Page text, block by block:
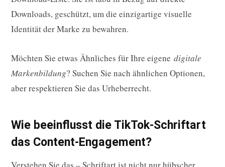
Downloads, geschützt, um die einzigartige visuelle
Identität der Marke zu bewahren.
Möchten Sie etwas Ähnliches für Ihre eigene digitale
Markenbildung? Suchen Sie nach ähnlichen Optionen,
aber respektieren Sie das Urheberrecht.
Wie beeinflusst die TikTok-Schriftart
das Content-Engagement?